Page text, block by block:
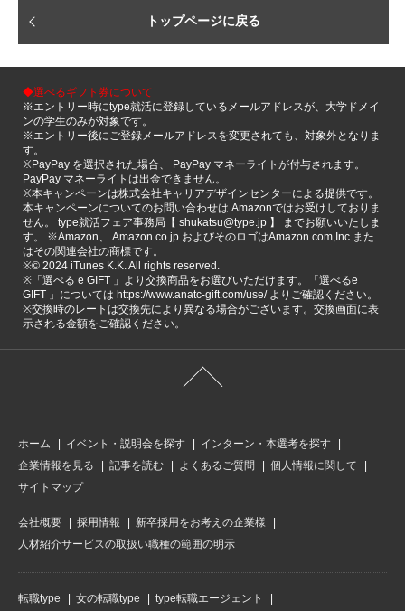
トップページに戻る
◆選べるギフト券について
※エントリー時にtype就活に登録しているメールアドレスが、大学ドメイ
ンの学生のみが対象です。
※エントリー後にご登録メールアドレスを変更されても、対象外となりま
す。
※PayPay を選択された場合、 PayPay マネーライトが付与されます。
PayPay マネーライトは出金できません。
※本キャンペーンは株式会社キャリアデザインセンターによる提供です。
本キャンペーンについてのお問い合わせは Amazonではお受けしておりま
せん。 type就活フェア事務局【 shukatsu@type.jp 】 までお願いいたしま
す。 ※Amazon、 Amazon.co.jp およびそのロゴはAmazon.com,Inc また
はその関連会社の商標です。
※©️ 2024 iTunes K.K. All rights reserved.
※「選べる e GIFT 」より交換商品をお選びいただけます。「選べるe
GIFT 」については https://www.anatc-gift.com/use/ よりご確認ください。
※交換時のレートは交換先により異なる場合がございます。交換画面に表
示される金額をご確認ください。
ホーム イベント・説明会を探す
インターン・本選考を探す
企業情報を見る
記事を読む よくあるご質問
個人情報に関して
サイトマップ
会社概要 採用情報
新卒採用をお考えの企業様
人材紹介サービスの取扱い職種の範囲の明示
転職type 女の転職type type転職エージェント